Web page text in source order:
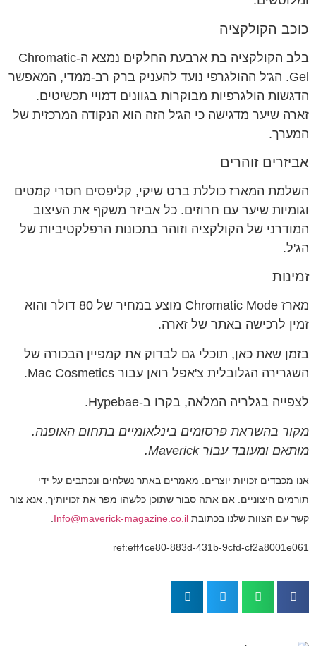
כוכב הקולקציה
בלב הקולקציה בת ארבעת החלקים נמצא ה-Chromatic
Gel. הג'ל ההולגרפי נועד להעניק ברק רב-ממדי, המאפשר
הדגשות הולגרפיות מבוקרות בגוונים דמויי תכשיטים.
זארה שיער מדגישה כי הג'ל הזה הוא הנקודה המרכזית של
המערך.
אביזרים זוהרים
השלמת המארז כוללת ברט שיקי, קליפסים חסרי קמטים
וגומיות שיער עם חרוזים. כל אביזר משקף את העיצוב
המודרני של הקולקציה וזוהר בתכונות הרפלקטיביות של
הג'ל.
זמינות
מארז Chromatic Mode מוצע במחיר של 80 דולר והוא
זמין לרכישה באתר של זארה.
בזמן שאת כאן, תוכלי גם לבדוק את קמפיין הבכורה של
השגרירה הגלובלית צ'אפל רואן עבור Mac Cosmetics.
לצפייה בגלריה המלאה, בקרו ב-Hypebae.
מקור בהשראת פרסומים בינלאומיים בתחום האופנה.
מותאם ומעובד עבור Maverick.
אנו מכבדים זכויות יוצרים. מאמרים באתר נשלחים ונכתבים על ידי
תורמים חיצוניים. אם אתה סבור שתוכן כלשהו מפר את זכויותיך, אנא צור
קשר עם הצוות שלנו בכתובת Info@maverick-magazine.co.il
ref:eff4ce80-883d-431b-9cfd-cf2a8001e061